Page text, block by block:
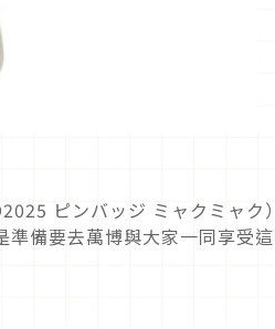
ピンバッジ ミャクミャク
備要去萬博與大家一同享受